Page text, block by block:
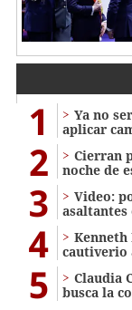
1
Ya no
aplicar
2
Cierran
noche de
3
Video:
asaltantes
4
Kenneth
cautiverio
5
Claudia
busca la